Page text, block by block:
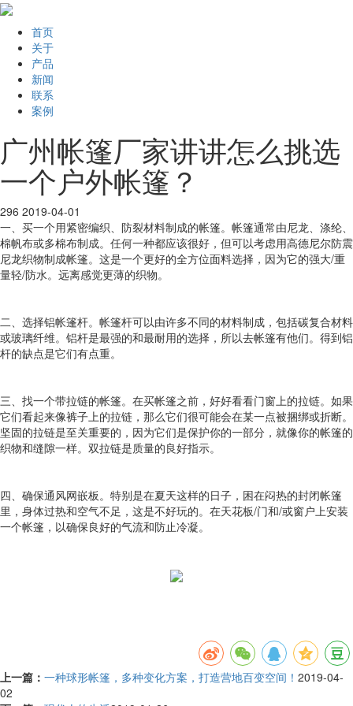
首页
关于
产品
新闻
联系
案例
广州帐篷厂家讲讲怎么挑选
一个户外帐篷？
296 2019-04-01
一、买一个用紧密编织、防裂材料制成的帐篷。帐篷通常由尼龙、涤纶、
棉帆布或多棉布制成。任何一种都应该很好，但可以考虑用高德尼尔防震
尼龙织物制成帐篷。这是一个更好的全方位面料选择，因为它的强大/重
量轻/防水。远离感觉更薄的织物。
二、选择铝帐篷杆。帐篷杆可以由许多不同的材料制成，包括碳复合材料
或玻璃纤维。铝杆是最强的和最耐用的选择，所以去帐篷有他们。得到铝
杆的缺点是它们有点重。
三、找一个带拉链的帐篷。在买帐篷之前，好好看看门窗上的拉链。如果
它们看起来像裤子上的拉链，那么它们很可能会在某一点被捆绑或折断。
坚固的拉链是至关重要的，因为它们是保护你的一部分，就像你的帐篷的
织物和缝隙一样。双拉链是质量的良好指示。
四、确保通风网嵌板。特别是在夏天这样的日子，困在闷热的封闭帐篷
里，身体过热和空气不足，这是不好玩的。在天花板/门和/或窗户上安装
一个帐篷，以确保良好的气流和防止冷凝。
上一篇： 一种球形帐篷，多种变化方案，打造营地百变空间！ 2019-04-
02